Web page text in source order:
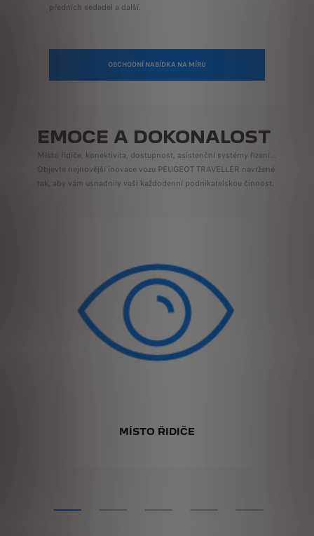
předních sedadel a další.
OBCHODNÍ NABÍDKA NA MÍRU
EMOCE A DOKONALOST
Místo řidiče, konektivita, dostupnost, asistenční systémy řízení...
Objevte nejnovější inovace vozu PEUGEOT TRAVELLER navržené
tak, aby vám usnadnily vaši každodenní podnikatelskou činnost.
MÍSTO ŘIDIČE